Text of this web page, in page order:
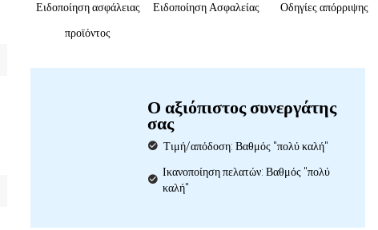
Ειδοποίηση ασφάλειας
προϊόντος
Ειδοποίηση Ασφαλείας Οδηγίες απόρριψης
Ο αξιόπιστος συνεργάτης
σας
Τιμή/απόδοση: Βαθμός "πολύ καλή"
Ικανοποίηση πελατών: Βαθμός "πολύ
καλή"